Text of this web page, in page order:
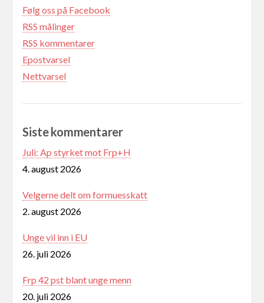
Følg oss på Facebook
RSS målinger
RSS kommentarer
Epostvarsel
Nettvarsel
Siste kommentarer
Juli: Ap styrket mot Frp+H
4. august 2026
Velgerne delt om formuesskatt
2. august 2026
Unge vil inn i EU
26. juli 2026
Frp 42 pst blant unge menn
20. juli 2026